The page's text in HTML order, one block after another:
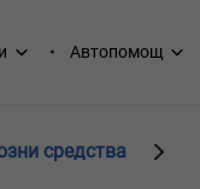
Автопомощ
средства